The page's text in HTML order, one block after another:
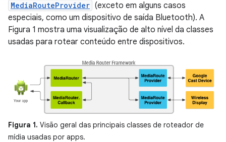
MediaRouteProvider (exceto em alguns casos
especiais, como um dispositivo de saída Bluetooth). A
Figura 1 mostra uma visualização de alto nível da classes
usadas para rotear conteúdo entre dispositivos.
Figura 1. Visão geral das principais classes de roteador de
mídia usadas por apps.